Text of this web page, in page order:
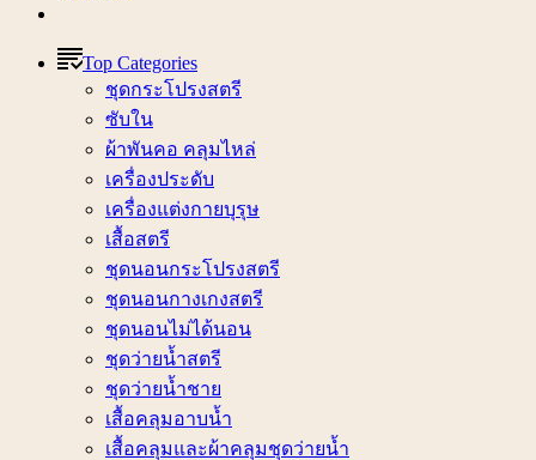
Top Categories
ชุดกระโปรงสตรี
ซับใน
ผ้าพันคอ คลุมไหล่
เครื่องประดับ
เครื่องแต่งกายบุรุษ
เสื้อสตรี
ชุดนอนกระโปรงสตรี
ชุดนอนกางเกงสตรี
ชุดนอนไม่ได้นอน
ชุดว่ายน้ำสตรี
ชุดว่ายน้ำชาย
เสื้อคลุมอาบน้ำ
เสื้อคลุมและผ้าคลุมชุดว่ายน้ำ